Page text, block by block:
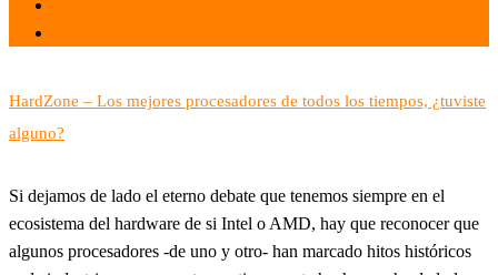
HardZone – Los mejores procesadores de todos los tiempos, ¿tuviste
alguno?
Si dejamos de lado el eterno debate que tenemos siempre en el
ecosistema del hardware de si Intel o AMD, hay que reconocer que
algunos procesadores -de uno y otro- han marcado hitos históricos